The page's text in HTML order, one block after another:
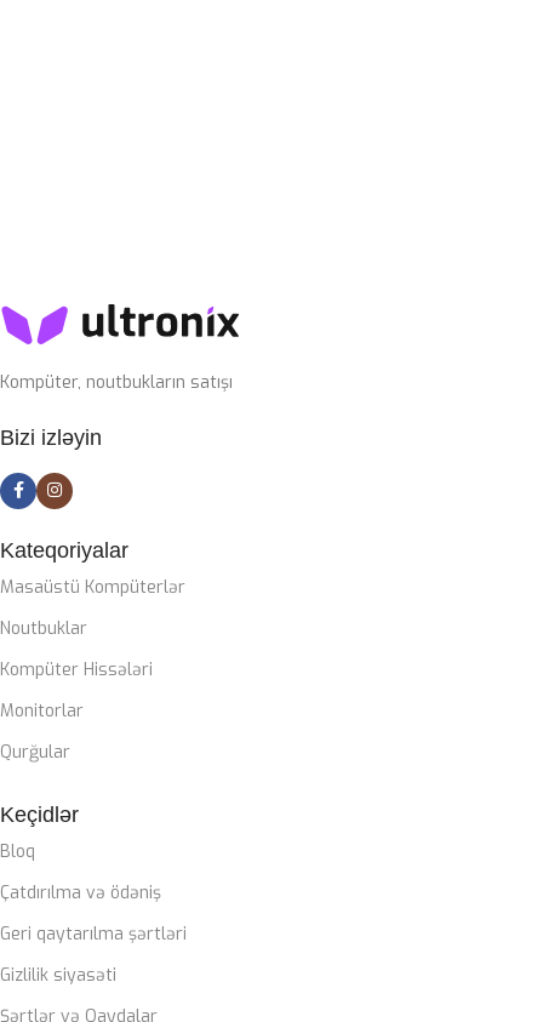
Kompüter, noutbukların satışı
Bizi izləyin
Kateqoriyalar
Masaüstü Kompüterlər
Noutbuklar
Kompüter Hissələri
Monitorlar
Qurğular
Keçidlər
Bloq
Çatdırılma və ödəniş
Geri qaytarılma şərtləri
Gizlilik siyasəti
Şərtlər və Qaydalar